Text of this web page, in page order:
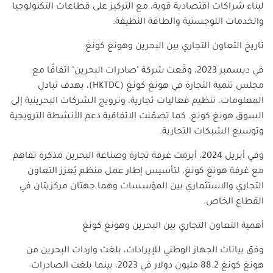
لبناء شراكات اقتصادية قوية، مع التركيز على قطاعات التكنولوجيا
والخدمات اللوجستية والطاقة النظيفة.
تاريخ التعاون التجاري بين البحرين وهونغ كونغ
في ديسمبر 2023، وقّعت شركة "صادرات البحرين" اتفاقًا مع
مجلس تنمية التجارة في هونغ كونغ (HKTDC)، بهدف تبادل
المعلومات، تنظيم فعاليات تجارية، وترويج الشركات البحرينية إلى
السوق هونغ كونغ. كما تضمّنت الاتفاقية دعم الأنشطة الترويجية
وتوسيع الشبكات التجارية.
وفي أبريل 2024، أبرمت غرفة تجارة وصناعة البحرين مذكرة تفاهم
مع غرفة هونغ كونغ، لتأسيس إطار عمل منظم يُعزز التعاون
التجاري والاستثماري بين المؤسسات وهما جهتان مركزيتان في
القطاع الخاص.
أهمية التعاون التجاري بين البحرين وهونغ كونغ
وفق بيانات الجهاز الوطني للإيرادات، بلغت واردات البحرين من
هونغ كونغ 88.2 مليون دولار في 2023، بينما بلغت الصادرات